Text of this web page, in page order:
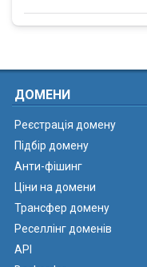
ДОМЕНИ
Реєстрація домену
Підбір домену
Анти-фішинг
Ціни на домени
Трансфер домену
Реселлінг доменів
API